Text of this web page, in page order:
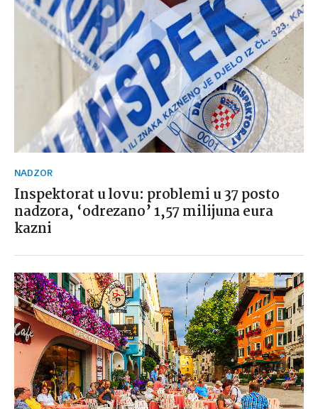
NADZOR
Inspektorat u lovu: problemi u 37 posto
nadzora, ‘odrezano’ 1,57 milijuna eura
kazni